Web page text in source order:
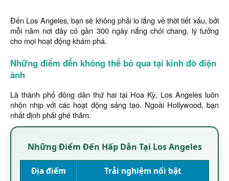
Đến Los Angeles, bạn sẽ không phải lo lắng về thời tiết xấu, bởi
mỗi năm nơi đây có gần 300 ngày nắng chói chang, lý tưởng
cho mọi hoạt động khám phá.
Những điểm đến không thể bỏ qua tại kinh đô điện
ảnh
Là thành phố đông dân thứ hai tại Hoa Kỳ, Los Angeles luôn
nhộn nhịp với các hoạt động sáng tạo. Ngoài Hollywood, bạn
nhất định phải ghé thăm:
Những Điểm Đến Hấp Dẫn Tại Los Angeles
Địa điểm Trải nghiệm nổi bật